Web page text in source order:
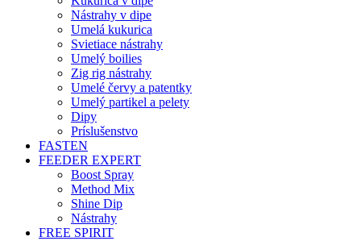
Nástrahy v dipe
Umelá kukurica
Svietiace nástrahy
Umelý boilies
Zig rig nástrahy
Umelé červy a patentky
Umelý partikel a pelety
Dipy
Príslušenstvo
FASTEN
FEEDER EXPERT
Boost Spray
Method Mix
Shine Dip
Nástrahy
FREE SPIRIT